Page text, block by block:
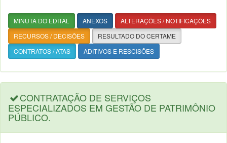
MINUTA DO EDITAL ANEXOS
ALTERAÇÕES / NOTIFICAÇÕES
RECURSOS / DECISÕES
RESULTADO DO CERTAME
CONTRATOS / ATAS
ADITIVOS E RESCISÕES
CONTRATAÇÃO DE SERVIÇOS
ESPECIALIZADOS EM GESTÃO DE PATRIMÔNIO
PÚBLICO.